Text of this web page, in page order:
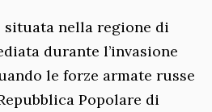
nella regione di
durante l’invasione
le forze armate russe
Popolare di